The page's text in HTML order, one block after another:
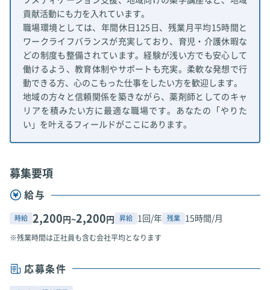
貢献活動にも力を入れています。
職場環境としては、年間休日125日、残業月平均15時間と
ワークライフバランスが充実しており、育児・介護休暇な
どの制度も整備されています。経験が浅い方でも安心して
働けるよう、教育体制やサポートも充実。柔軟な発想で行
動できる方、心のこもった仕事をしたい方を歓迎します。
地域の方々と信頼関係を築きながら、薬剤師としてのキャ
リアを積みたい方に最適な職場です。あなたの「やりた
い」を叶えるフィールドがここにあります。
募集要項
給与
時給 2,200 円~2,200 円 昇給 1回/年 残業 15時間/月
※残業時間は正社員も含む会社平均となります
応募条件